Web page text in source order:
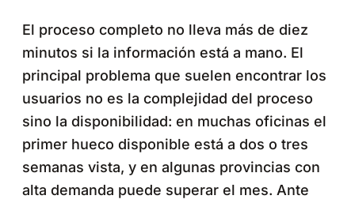
El proceso completo no lleva más de diez
minutos si la información está a mano. El
principal problema que suelen encontrar los
usuarios no es la complejidad del proceso
sino la disponibilidad: en muchas oficinas el
primer hueco disponible está a dos o tres
semanas vista, y en algunas provincias con
alta demanda puede superar el mes. Ante